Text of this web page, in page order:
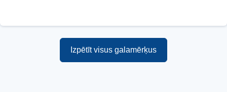
Izpētīt visus galamērķus